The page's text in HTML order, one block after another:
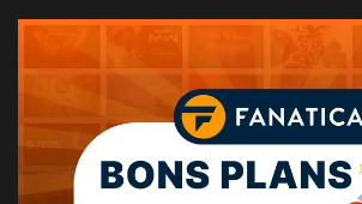
SE CONNECTER OU S'INSCRIRE